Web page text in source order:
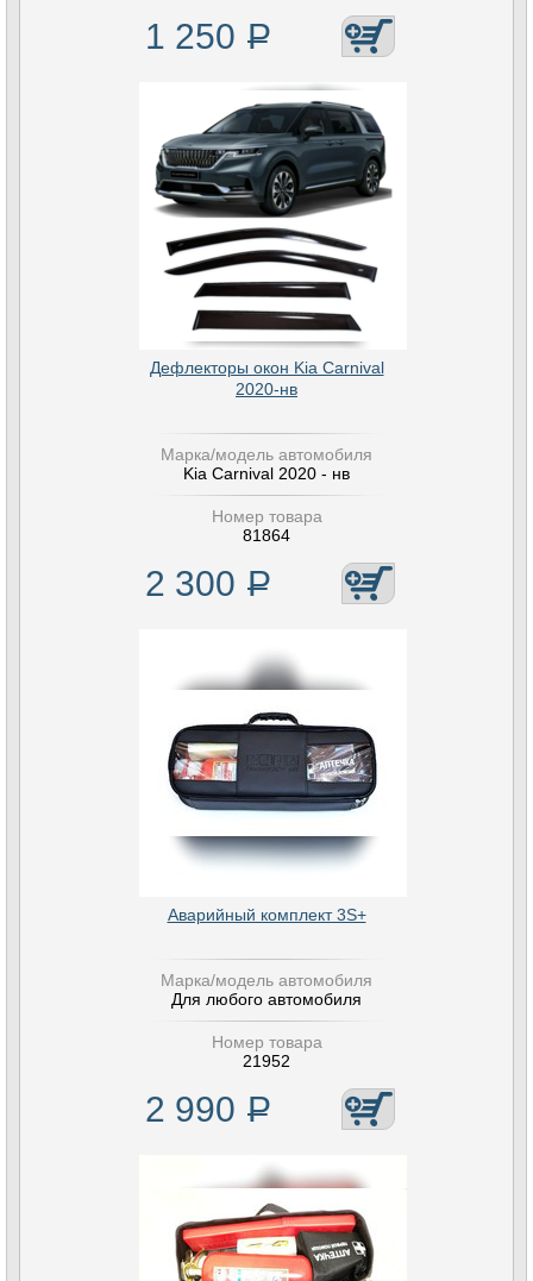
1 250 Р
Дефлекторы окон Kia Carnival
2020-нв
Марка/модель автомобиля
Kia Carnival 2020 - нв
Номер товара
81864
2 300 Р
Аварийный комплект 3S+
Марка/модель автомобиля
Для любого автомобиля
Номер товара
21952
2 990 Р